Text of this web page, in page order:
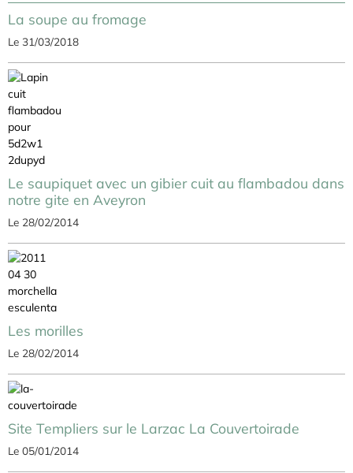
La soupe au fromage
Le 31/03/2018
Le saupiquet avec un gibier cuit au flambadou dans
notre gite en Aveyron
Le 28/02/2014
Les morilles
Le 28/02/2014
Site Templiers sur le Larzac La Couvertoirade
Le 05/01/2014